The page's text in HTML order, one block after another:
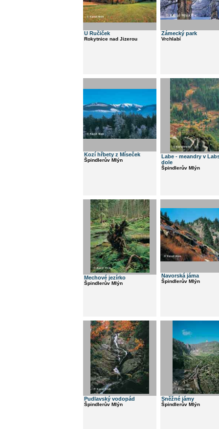
U Ručiček
Rokytnice nad Jizerou
Zámecký park
Vrchlabí
Kozí hřbety z Míseček
Špindlerův Mlýn
Labe - meandry v
dole
Špindlerův Mlýn
Mechové jezírko
Špindlerův Mlýn
Navorská jáma
Špindlerův Mlýn
Pudlavský vodopád
Špindlerův Mlýn
Sněžné jámy
Špindlerův Mlýn